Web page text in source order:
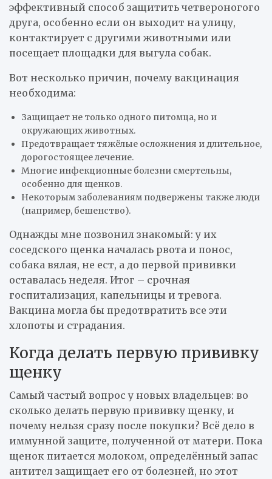
эффективный способ защитить четвероногого
друга, особенно если он выходит на улицу,
контактирует с другими животными или
посещает площадки для выгула собак.
Вот несколько причин, почему вакцинация
необходима:
Защищает не только одного питомца, но и
окружающих животных.
Предотвращает тяжёлые осложнения и длительное,
дорогостоящее лечение.
Многие инфекционные болезни смертельны,
особенно для щенков.
Некоторым заболеваниям подвержены также люди
(например, бешенство).
Однажды мне позвонил знакомый: у их
соседского щенка началась рвота и понос,
собака вялая, не ест, а до первой прививки
оставалась неделя. Итог – срочная
госпитализация, капельницы и тревога.
Вакцина могла бы предотвратить все эти
хлопоты и страдания.
Когда делать первую прививку
щенку
Самый частый вопрос у новых владельцев: во
сколько делать первую прививку щенку, и
почему нельзя сразу после покупки? Всё дело в
иммунной защите, полученной от матери. Пока
щенок питается молоком, определённый запас
антител защищает его от болезней, но этот